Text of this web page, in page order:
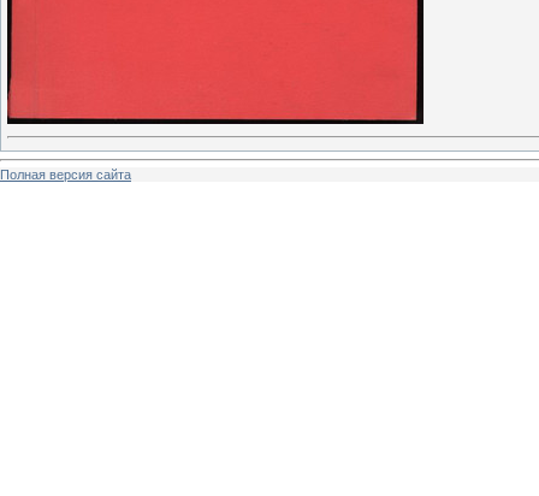
Полная версия сайта